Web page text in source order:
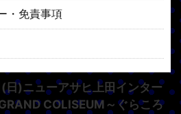
・免責事項
日)ニューアサヒ上田インター
COLISEUM～ぐらころ